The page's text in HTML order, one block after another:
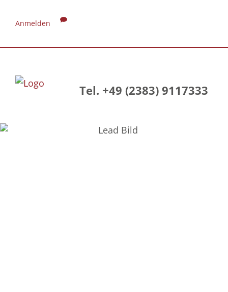
Anmelden
Tel. +49 (2383) 9117333